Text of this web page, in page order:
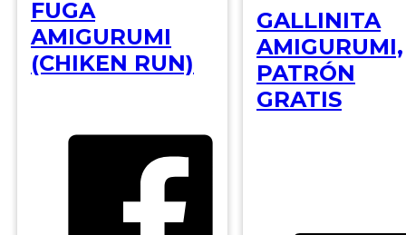
FUGA
AMIGURUMI
(CHIKEN RUN)
GALLINITA
AMIGURUMI,
PATRÓN
GRATIS